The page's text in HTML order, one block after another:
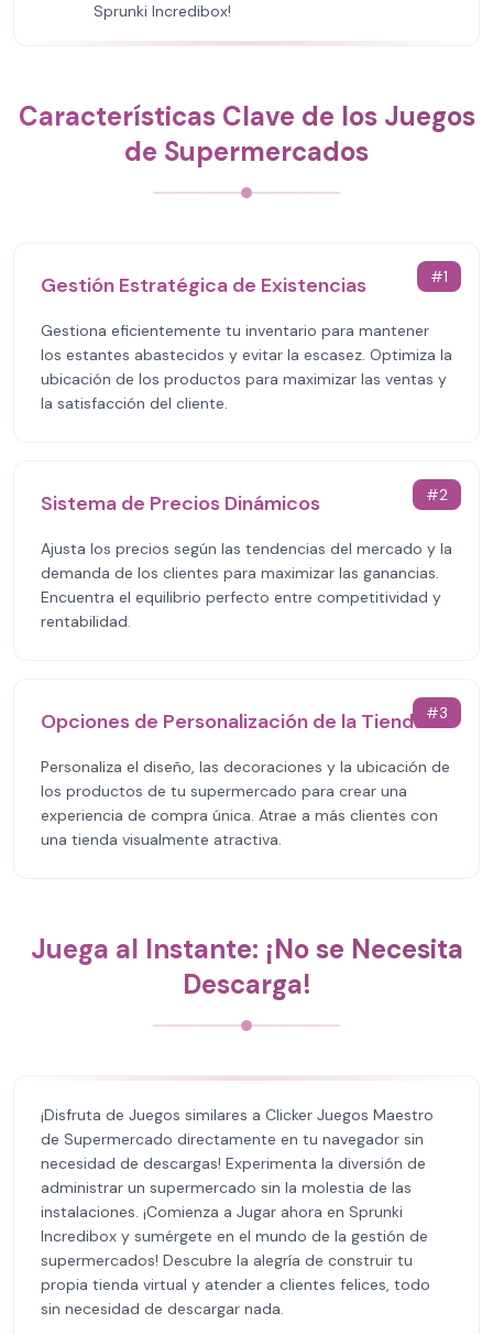
Sprunki Incredibox!
Características Clave de los Juegos
de Supermercados
#1
Gestión Estratégica de Existencias
Gestiona eficientemente tu inventario para mantener
los estantes abastecidos y evitar la escasez. Optimiza la
ubicación de los productos para maximizar las ventas y
la satisfacción del cliente.
#2
Sistema de Precios Dinámicos
Ajusta los precios según las tendencias del mercado y la
demanda de los clientes para maximizar las ganancias.
Encuentra el equilibrio perfecto entre competitividad y
rentabilidad.
#3
Opciones de Personalización de la Tienda
Personaliza el diseño, las decoraciones y la ubicación de
los productos de tu supermercado para crear una
experiencia de compra única. Atrae a más clientes con
una tienda visualmente atractiva.
Juega al Instante: ¡No se Necesita
Descarga!
¡Disfruta de Juegos similares a Clicker Juegos Maestro
de Supermercado directamente en tu navegador sin
necesidad de descargas! Experimenta la diversión de
administrar un supermercado sin la molestia de las
instalaciones. ¡Comienza a Jugar ahora en Sprunki
Incredibox y sumérgete en el mundo de la gestión de
supermercados! Descubre la alegría de construir tu
propia tienda virtual y atender a clientes felices, todo
sin necesidad de descargar nada.